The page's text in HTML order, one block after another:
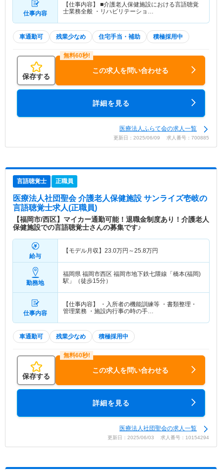
仕事内容
【仕事内容】 ■介護老人保健施設における言語聴覚
士業務全般 ・リハビリテーショ…
車通勤可 残業少なめ 住宅手当・補助 積極採用中
保存する
この求人を問い合わせる
詳細を見る
医療法人ふらて会の求人一覧
更新日：2025/06/09 求人番号：700885
言語聴覚士 正職員
医療法人社団聖会 介護老人保健施設 サンライズ壱岐の
言語聴覚士求人(正職員)
【福岡市/西区】マイカー通勤可能！退職金制度あり！介護老人
保健施設での言語聴覚士さんの募集です♪
給与
【モデル月収】 23.0万円～25.8万円
勤務地
福岡県 福岡市西区 福岡市地下鉄七隈線「橋本(福岡)
駅」（徒歩15分）
仕事内容
【仕事内容】 ・入所者の機能訓練等 ・書類整理・
管理業務 ・施設内行事の時の手…
車通勤可 残業少なめ 積極採用中
保存する
この求人を問い合わせる
詳細を見る
医療法人社団聖会の求人一覧
更新日：2025/06/03 求人番号：10154294